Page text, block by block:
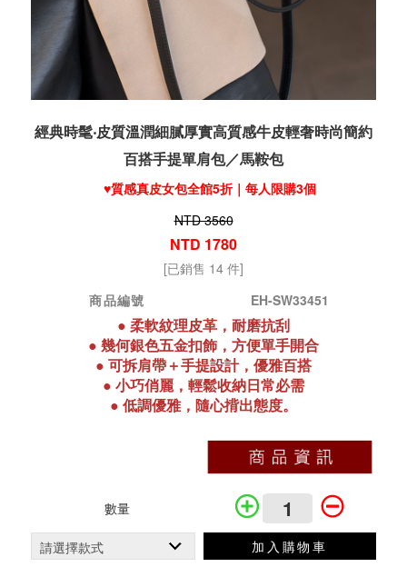
經典時髦‧皮質溫潤細膩厚實高質感牛皮輕奢時尚簡約
百搭手提單肩包／馬鞍包
♥️質感真皮女包全館5折｜每人限購3個
NTD 3560
NTD 1780
[已銷售 14 件]
商品編號
EH-SW33451
● 柔軟紋理皮革，耐磨抗刮
● 幾何銀色五金扣飾，方便單手開合
● 可拆肩帶＋手提設計，優雅百搭
● 小巧俏麗，輕鬆收納日常必需
● 低調優雅，隨心揹出態度。
數量
加入購物車